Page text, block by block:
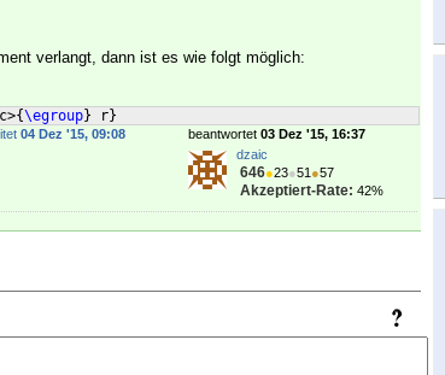
verlangt, dann ist es wie folgt möglich:
c>{\egroup} r}
beantwortet 03 Dez '15, 16:37
dzaic
646●23●51 ●57
Akzeptiert-Rate: 42%
04 Dez '15, 09:08